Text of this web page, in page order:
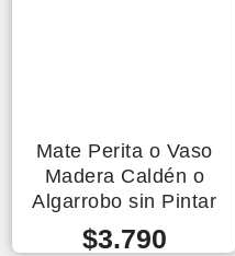
Mate Perita o Vaso
Madera Caldén o
Algarrobo sin Pintar
$3.790